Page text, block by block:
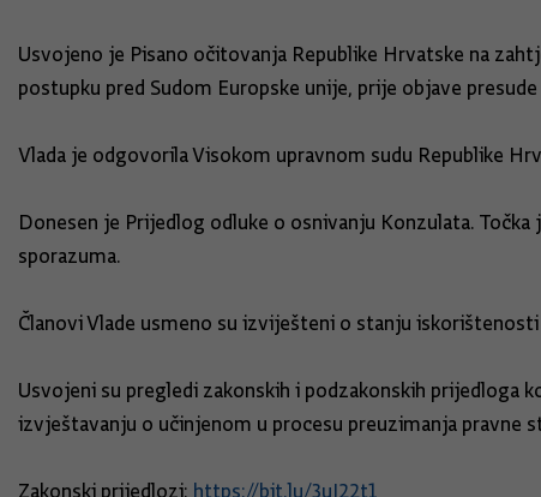
Usvojeno je Pisano očitovanja Republike Hrvatske na
postupku pred Sudom Europske unije, prije objave
Vlada je odgovorila Visokom upravnom sudu Republike
Donesen je Prijedlog odluke o osnivanju Konzulata.
sporazuma.
Članovi Vlade usmeno su izviješteni o stanju
Usvojeni su pregledi zakonskih i podzakonskih prijedloga
izvještavanju o učinjenom u procesu preuzimanja pravne
Zakonski prijedlozi: https://bit.ly/3uI22t1